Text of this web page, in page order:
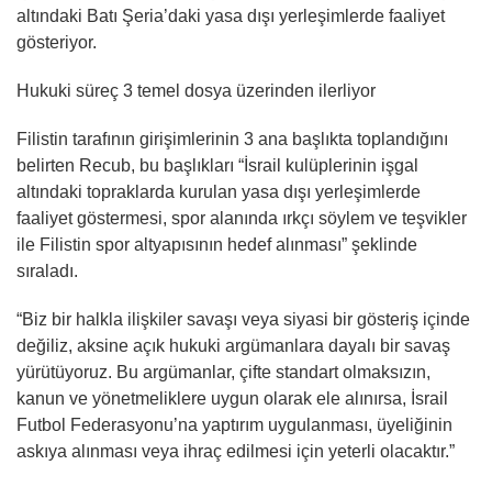
altındaki Batı Şeria’daki yasa dışı yerleşimlerde faaliyet
gösteriyor.
Hukuki süreç 3 temel dosya üzerinden ilerliyor
Filistin tarafının girişimlerinin 3 ana başlıkta toplandığını
belirten Recub, bu başlıkları “İsrail kulüplerinin işgal
altındaki topraklarda kurulan yasa dışı yerleşimlerde
faaliyet göstermesi, spor alanında ırkçı söylem ve teşvikler
ile Filistin spor altyapısının hedef alınması” şeklinde
sıraladı.
“Biz bir halkla ilişkiler savaşı veya siyasi bir gösteriş içinde
değiliz, aksine açık hukuki argümanlara dayalı bir savaş
yürütüyoruz. Bu argümanlar, çifte standart olmaksızın,
kanun ve yönetmeliklere uygun olarak ele alınırsa, İsrail
Futbol Federasyonu’na yaptırım uygulanması, üyeliğinin
askıya alınması veya ihraç edilmesi için yeterli olacaktır.”